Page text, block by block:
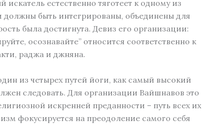
искатель естественно тяготеет к одному из
должны быть интегрированы, объединены для
была достигнута. Девиз его организации:
осознавайте” относится соответственно к
раджа и джняна.
из четырех путей йоги, как самый высокий
следовать. Для организации Вайшнавов это
искренней преданности – путь всех их
фокусируется на преодоление самого себя